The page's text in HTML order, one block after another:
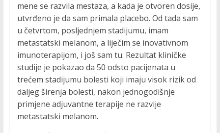
mene se razvila mestaza, a kada je otvoren dosije,
utvrđeno je da sam primala placebo. Od tada sam
u četvrtom, posljednjem stadijumu, imam
metastatski melanom, a liječim se inovativnom
imunoterapijom, i još sam tu. Rezultat kliničke
studije je pokazao da 50 odsto pacijenata u
trećem stadijumu bolesti koji imaju visok rizik od
daljeg širenja bolesti, nakon jednogodišnje
primjene adjuvantne terapije ne razvije
metastatski melanom.